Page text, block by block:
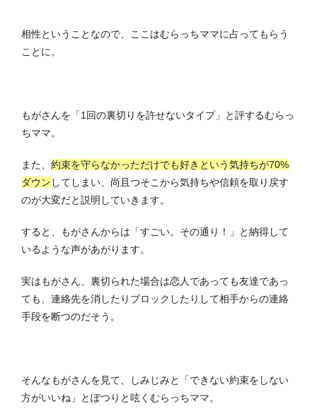
相性ということなので、ここはむらっちママに占ってもらう
ことに。
もがさんを「1回の裏切りを許せないタイプ」と評するむらっ
ちママ。
また、 約束を守らなかっただけでも好きという気持ちが70%
ダウン してしまい、尚且つそこから気持ちや信頼を取り戻す
のが大変だと説明していきます。
すると、もがさんからは「すごい。その通り！」と納得して
いるような声があがります。
実はもがさん、裏切られた場合は恋人であっても友達であっ
ても、連絡先を消したりブロックしたりして相手からの連絡
手段を断つのだそう。
そんなもがさんを見て、しみじみと「できない約束をしない
方がいいね」とぽつりと呟くむらっちママ。